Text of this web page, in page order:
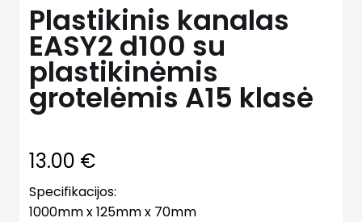
Plastikinis kanalas
EASY2 d100 su
plastikinėmis
grotelėmis A15 klasė
13.00 €
Specifikacijos:
1000mm x 125mm x 70mm